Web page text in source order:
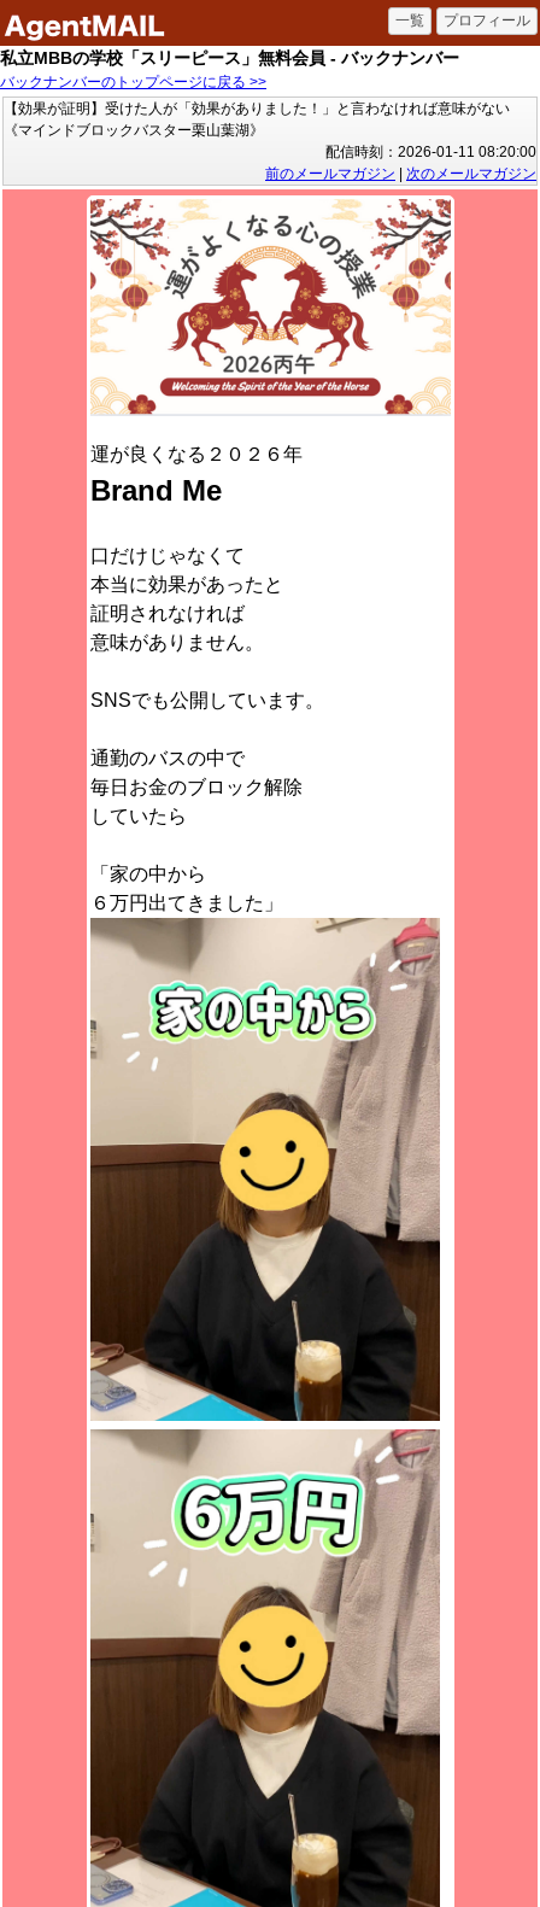
私立MBBの学校「スリーピース」無料会員 - バックナンバー
バックナンバーのトップページに戻る >>
【効果が証明】受けた人が「効果がありました！」と言わなければ意味がない
《マインドブロックバスター栗山葉湖》
配信時刻：2026-01-11 08:20:00
前のメールマガジン
次のメールマガジン
運が良くなる２０２６年
Brand Me
口だけじゃなくて
本当に効果があったと
証明されなければ
意味がありません。
SNSでも公開しています。
通勤のバスの中で
毎日お金のブロック解除
していたら
「家の中から
６万円出てきました」